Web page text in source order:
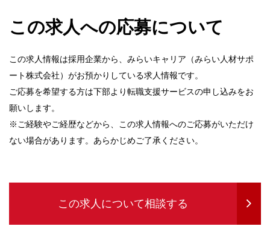
この求人への応募について
この求人情報は採用企業から、みらいキャリア（みらい人材サポ
ート株式会社）がお預かりしている求人情報です。
ご応募を希望する方は下部より転職支援サービスの申し込みをお
願いします。
※ご経験やご経歴などから、この求人情報へのご応募がいただけ
ない場合があります。あらかじめご了承ください。
この求人について相談する